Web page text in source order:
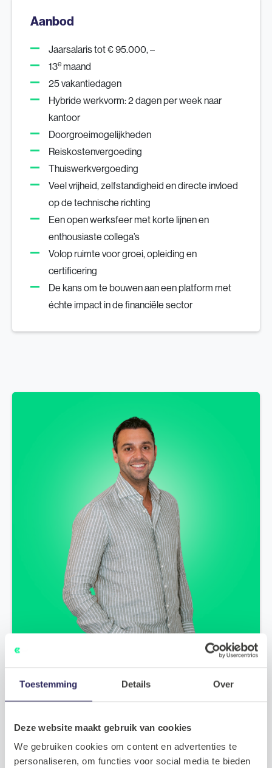
Toestemming Details Over
Deze website maakt gebruik van cookies
We gebruiken cookies om content en advertenties te
personaliseren, om functies voor social media te bieden
Aanbod
Jaarsalaris tot € 95.000, –
13e maand
25 vakantiedagen
Hybride werkvorm: 2 dagen per week naar
kantoor
Doorgroeimogelijkheden
Reiskostenvergoeding
Thuiswerkvergoeding
Veel vrijheid, zelfstandigheid en directe invloed
op de technische richting
Een open werksfeer met korte lijnen en
enthousiaste collega’s
Volop ruimte voor groei, opleiding en
certificering
De kans om te bouwen aan een platform met
échte impact in de financiële sector
Managing Partner
Plan een kennismaking